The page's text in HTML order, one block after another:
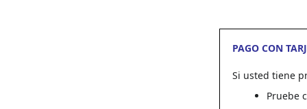
PAGO CON
Si usted tiene
Pruebe